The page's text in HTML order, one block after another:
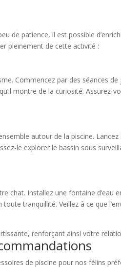
de patience, il est possible
pleinement de cette activité :
Commencez par des séances de
montre de la curiosité. Assurez-
autour de la piscine.
le explorer le bassin sous
chat. Installez une fontaine d’eau
tranquillité. Veillez à ce que
renforçant ainsi votre
de piscine pour nos félins